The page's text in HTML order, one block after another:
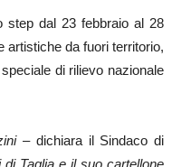
step dal 23 febbraio al 28
artistiche da fuori territorio,
di rilievo nazionale
– dichiara il Sindaco di
Taglia e il suo cartellone